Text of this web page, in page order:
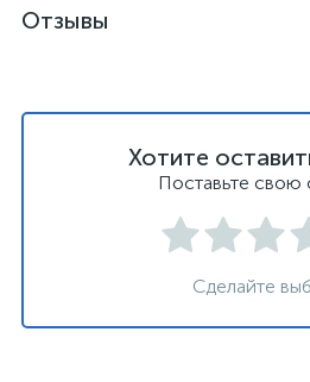
Отзывы
Хотите
Поставьте свою
Сделайте